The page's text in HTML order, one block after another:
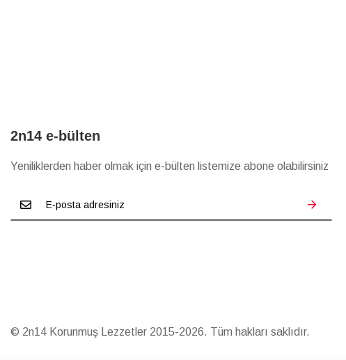
2n14 e-bülten
Yeniliklerden haber olmak için e-bülten listemize abone olabilirsiniz
© 2n14 Korunmuş Lezzetler 2015-2026. Tüm hakları saklıdır.